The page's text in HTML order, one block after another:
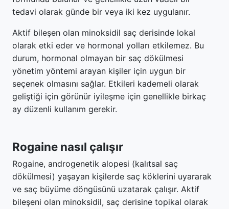
tedavi olarak günde bir veya iki kez uygulanır.
Aktif bileşen olan minoksidil saç derisinde lokal
olarak etki eder ve hormonal yolları etkilemez. Bu
durum, hormonal olmayan bir saç dökülmesi
yönetim yöntemi arayan kişiler için uygun bir
seçenek olmasını sağlar. Etkileri kademeli olarak
geliştiği için görünür iyileşme için genellikle birkaç
ay düzenli kullanım gerekir.
Rogaine nasıl çalışır
Rogaine, androgenetik alopesi (kalıtsal saç
dökülmesi) yaşayan kişilerde saç köklerini uyararak
ve saç büyüme döngüsünü uzatarak çalışır. Aktif
bileşeni olan minoksidil, saç derisine topikal olarak